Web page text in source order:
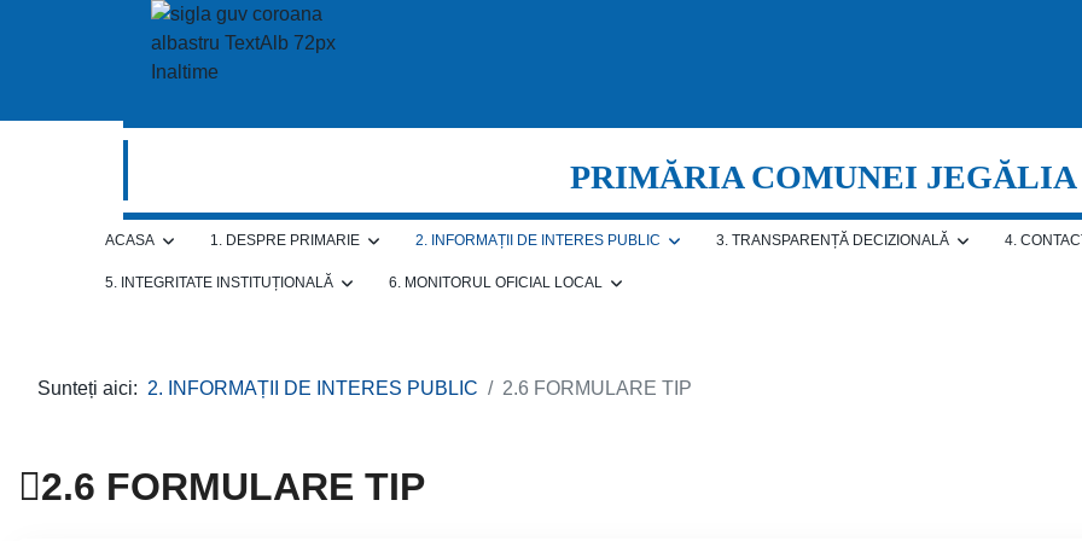
PRIMĂRIA COMUNEI JEGĂLIA
ACASA 1. DESPRE PRIMARIE 2. INFORMAȚII DE INTERES PUBLIC 3. TRANSPARENȚĂ DECIZIONALĂ 4.
5. INTEGRITATE INSTITUȚIONALĂ 6. MONITORUL OFICIAL LOCAL
Sunteți aici: 2. INFORMAȚII DE INTERES PUBLIC 2.6 FORMULARE TIP
2.6 FORMULARE TIP